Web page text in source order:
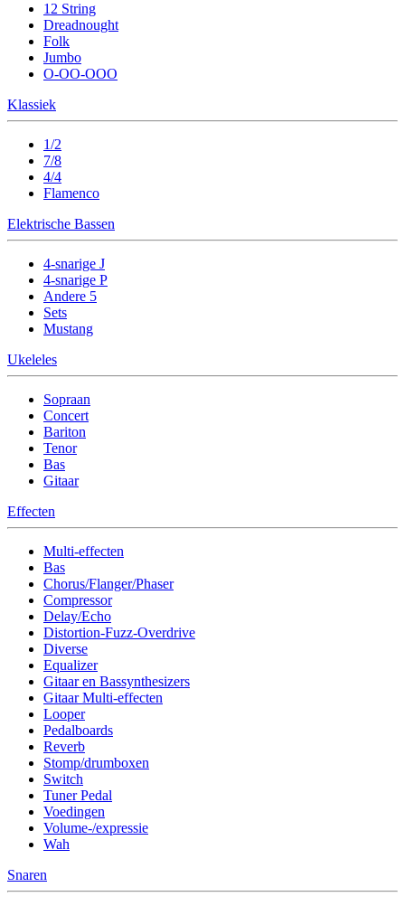
12 String
Dreadnought
Folk
Jumbo
O-OO-OOO
Klassiek
1/2
7/8
4/4
Flamenco
Elektrische Bassen
4-snarige J
4-snarige P
Andere 5
Sets
Mustang
Ukeleles
Sopraan
Concert
Bariton
Tenor
Bas
Gitaar
Effecten
Multi-effecten
Bas
Chorus/Flanger/Phaser
Compressor
Delay/Echo
Distortion-Fuzz-Overdrive
Diverse
Equalizer
Gitaar en Bassynthesizers
Gitaar Multi-effecten
Looper
Pedalboards
Reverb
Stomp/drumboxen
Switch
Tuner Pedal
Voedingen
Volume-/expressie
Wah
Snaren